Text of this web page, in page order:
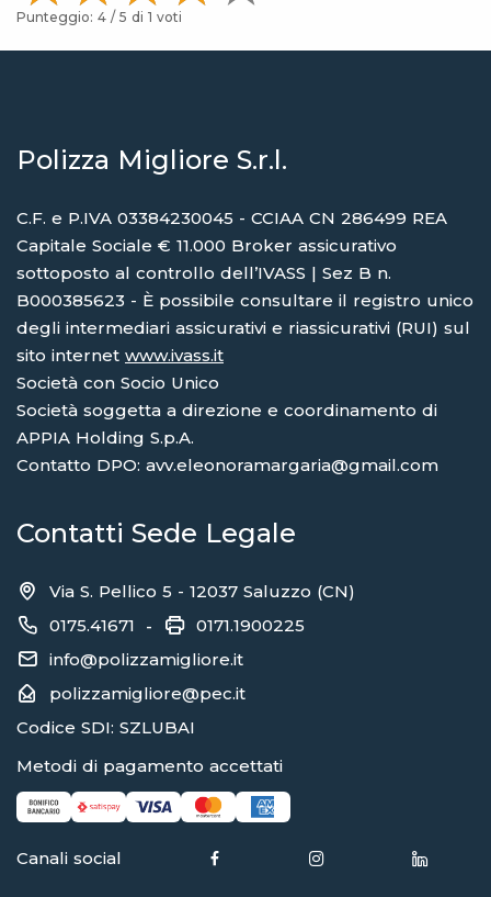
Punteggio: 4 / 5 di 1 voti
Polizza Migliore S.r.l.
C.F. e P.IVA 03384230045 - CCIAA CN 286499 REA
Capitale Sociale € 11.000 Broker assicurativo
sottoposto al controllo dell’IVASS | Sez B n.
B000385623 - È possibile consultare il registro unico
degli intermediari assicurativi e riassicurativi (RUI) sul
sito internet www.ivass.it
Società con Socio Unico
Società soggetta a direzione e coordinamento di
APPIA Holding S.p.A.
Contatto DPO: avv.eleonoramargaria@gmail.com
Contatti Sede Legale
Via S. Pellico 5 - 12037 Saluzzo (CN)
0175.41671 -
0171.1900225
info@polizzamigliore.it
polizzamigliore@pec.it
Codice SDI: SZLUBAI
Metodi di pagamento accettati
Canali social